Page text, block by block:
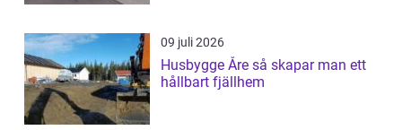
09 juli 2026
Husbygge Åre så skapar man ett
hållbart fjällhem